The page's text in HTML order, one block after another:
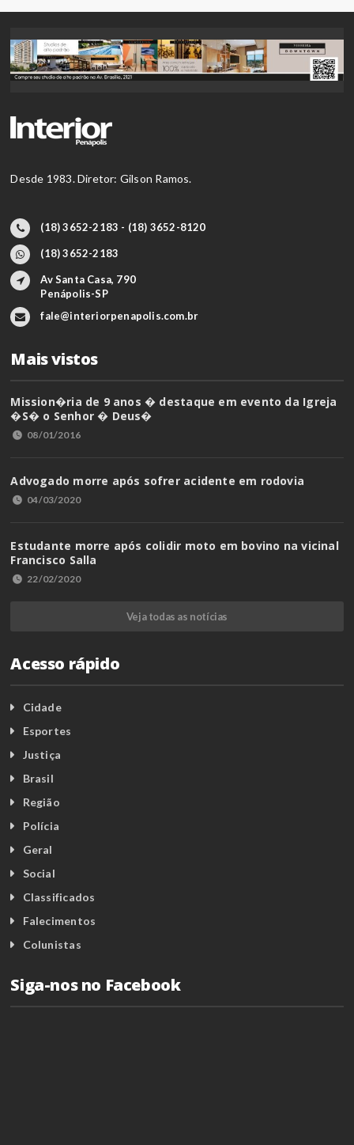
Desde 1983. Diretor: Gilson Ramos.
(18) 3652-2183 - (18) 3652-8120
(18) 3652-2183
Av Santa Casa, 790
Penápolis-SP
fale@interiorpenapolis.com.br
Mais vistos
Mission�ria de 9 anos � destaque em evento da Igreja
�S� o Senhor � Deus�
08/01/2016
Advogado morre após sofrer acidente em rodovia
04/03/2020
Estudante morre após colidir moto em bovino na vicinal
Francisco Salla
22/02/2020
Veja todas as notícias
Acesso rápido
Cidade
Esportes
Justiça
Brasil
Região
Polícia
Geral
Social
Classificados
Falecimentos
Colunistas
Siga-nos no Facebook